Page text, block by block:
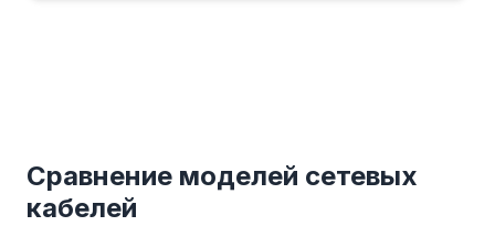
Сравнение моделей сетевых
кабелей